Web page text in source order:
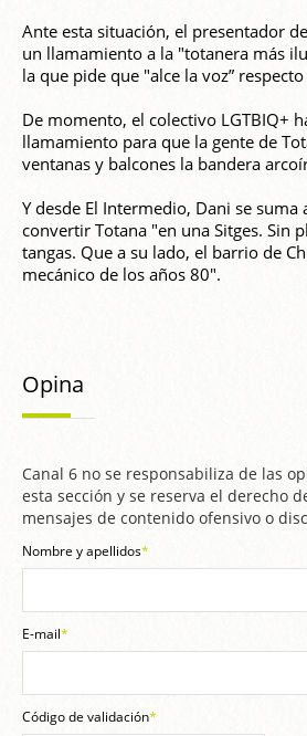
Ante esta situación, el presentador
un llamamiento a la "totanera más
la que pide que "alce la voz”
De momento, el colectivo LGTBIQ+
llamamiento para que la gente de
ventanas y balcones la bandera
Y desde El Intermedio, Dani se
convertir Totana "en una Sitges. Sin
tangas. Que a su lado, el barrio de
mecánico de los años 80".
Opina
Canal 6 no se responsabiliza de las
esta sección y se reserva el derecho
mensajes de contenido ofensivo o
Nombre y apellidos*
E-mail*
Código de validación*